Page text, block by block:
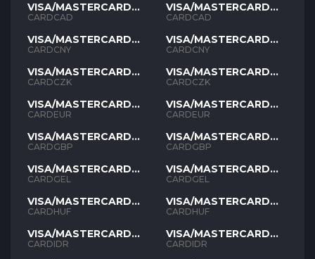
VISA/MASTERCARD
CAD
CARDCAD
VISA/MASTERCARD
CNY
CARDCNY
VISA/MASTERCARD
CZK
CARDCZK
VISA/MASTERCARD
EUR
CARDEUR
VISA/MASTERCARD
GBP
CARDGBP
VISA/MASTERCARD
GEL
CARDGEL
VISA/MASTERCARD
HUF
CARDHUF
VISA/MASTERCARD
IDR
CARDIDR
VISA/MASTERCARD
CAD
CARDCAD
VISA/MASTERCARD
CNY
CARDCNY
VISA/MASTERCARD
CZK
CARDCZK
VISA/MASTERCARD
EUR
CARDEUR
VISA/MASTERCARD
GBP
CARDGBP
VISA/MASTERCARD
GEL
CARDGEL
VISA/MASTERCARD
HUF
CARDHUF
VISA/MASTERCARD
IDR
CARDIDR